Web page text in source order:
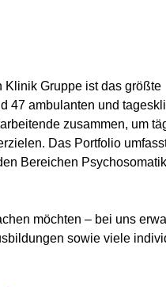
Klinik Gruppe ist das größte
47 ambulanten und
zusammen, um
Das Portfolio
Bereichen
möchten – bei uns
sowie viele